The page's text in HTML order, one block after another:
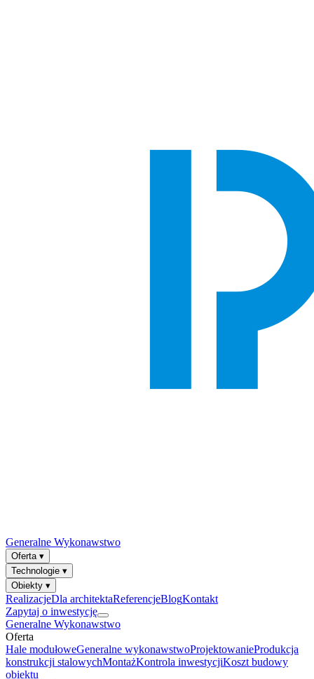
Generalne Wykonawstwo
Oferta ▾
Technologie ▾
Obiekty ▾
RealizacjeDla architektaReferencjeBlogKontakt
Zapytaj o inwestycję
Generalne Wykonawstwo
Oferta
Hale modułoweGeneralne wykonawstwoProjektowanieProdukcja
konstrukcji stalowychMontażKontrola inwestycjiKoszt budowy
obiektu